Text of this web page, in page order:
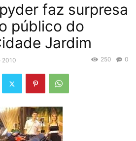
faz surpresa
público do
Jardim
2010 0
250